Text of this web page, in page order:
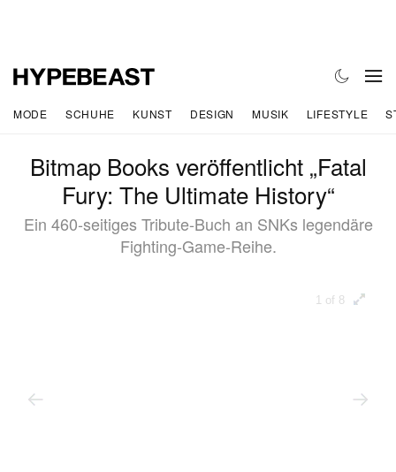
MODE SCHUHE KUNST DESIGN MUSIK LIFESTYLE
Bitmap Books veröffentlicht „Fatal
Fury: The Ultimate History“
Ein 460‑seitiges Tribute-Buch an SNKs legendäre
Fighting‑Game‑Reihe.
1 of 8